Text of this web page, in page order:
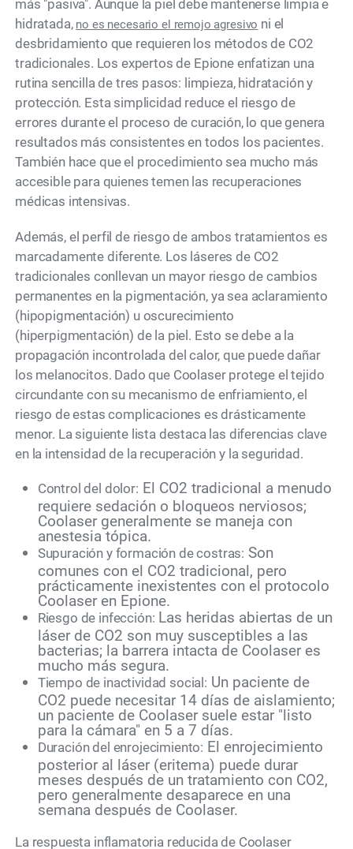
más "pasiva". Aunque la piel debe mantenerse limpia e
hidratada, no es necesario el remojo agresivo ni el
desbridamiento que requieren los métodos de CO2
tradicionales. Los expertos de Epione enfatizan una
rutina sencilla de tres pasos: limpieza, hidratación y
protección. Esta simplicidad reduce el riesgo de
errores durante el proceso de curación, lo que genera
resultados más consistentes en todos los pacientes.
También hace que el procedimiento sea mucho más
accesible para quienes temen las recuperaciones
médicas intensivas.
Además, el perfil de riesgo de ambos tratamientos es
marcadamente diferente. Los láseres de CO2
tradicionales conllevan un mayor riesgo de cambios
permanentes en la pigmentación, ya sea aclaramiento
(hipopigmentación) u oscurecimiento
(hiperpigmentación) de la piel. Esto se debe a la
propagación incontrolada del calor, que puede dañar
los melanocitos. Dado que Coolaser protege el tejido
circundante con su mecanismo de enfriamiento, el
riesgo de estas complicaciones es drásticamente
menor. La siguiente lista destaca las diferencias clave
en la intensidad de la recuperación y la seguridad.
Control del dolor: El CO2 tradicional a menudo
requiere sedación o bloqueos nerviosos;
Coolaser generalmente se maneja con
anestesia tópica.
Supuración y formación de costras: Son
comunes con el CO2 tradicional, pero
prácticamente inexistentes con el protocolo
Coolaser en Epione.
Riesgo de infección: Las heridas abiertas de un
láser de CO2 son muy susceptibles a las
bacterias; la barrera intacta de Coolaser es
mucho más segura.
Tiempo de inactividad social: Un paciente de
CO2 puede necesitar 14 días de aislamiento;
un paciente de Coolaser suele estar "listo
para la cámara" en 5 a 7 días.
Duración del enrojecimiento: El enrojecimiento
posterior al láser (eritema) puede durar
meses después de un tratamiento con CO2,
pero generalmente desaparece en una
semana después de Coolaser.
La respuesta inflamatoria reducida de Coolaser